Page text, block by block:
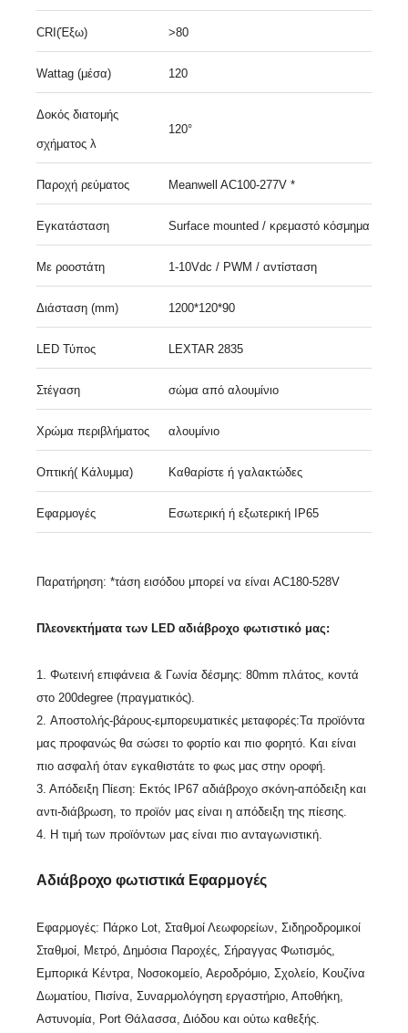
CRI(Έξω) >80
Wattag (μέσα) 120
Δοκός διατομής
σχήματος λ
120°
Παροχή ρεύματος Meanwell AC100-277V *
Εγκατάσταση Surface mounted / κρεμαστό κόσμημα
Με ροοστάτη 1-10Vdc / PWM / αντίσταση
Διάσταση (mm) 1200*120*90
LED Τύπος LEXTAR 2835
Στέγαση σώμα από αλουμίνιο
Χρώμα περιβλήματος αλουμίνιο
Οπτική( Κάλυμμα) Καθαρίστε ή γαλακτώδες
Εφαρμογές Εσωτερική ή εξωτερική IP65
Παρατήρηση: *τάση εισόδου μπορεί να είναι AC180-528V
Πλεονεκτήματα των LED αδιάβροχο φωτιστικό μας:
1. Φωτεινή επιφάνεια & Γωνία δέσμης: 80mm πλάτος, κοντά
στο 200degree (πραγματικός).
2. Αποστολής-βάρους-εμπορευματικές μεταφορές:Τα προϊόντα
μας προφανώς θα σώσει το φορτίο και πιο φορητό. Και είναι
πιο ασφαλή όταν εγκαθιστάτε το φως μας στην οροφή.
3. Απόδειξη Πίεση: Εκτός IP67 αδιάβροχο σκόνη-απόδειξη και
αντι-διάβρωση, το προϊόν μας είναι η απόδειξη της πίεσης.
4. Η τιμή των προϊόντων μας είναι πιο ανταγωνιστική.
Αδιάβροχο φωτιστικά Εφαρμογές
Εφαρμογές: Πάρκο Lot, Σταθμοί Λεωφορείων, Σιδηροδρομικοί
Σταθμοί, Μετρό, Δημόσια Παροχές, Σήραγγας Φωτισμός,
Εμπορικά Κέντρα, Νοσοκομείο, Αεροδρόμιο, Σχολείο, Κουζίνα
Δωματίου, Πισίνα, Συναρμολόγηση εργαστήριο, Αποθήκη,
Αστυνομία, Port Θάλασσα, Διόδου και ούτω καθεξής.